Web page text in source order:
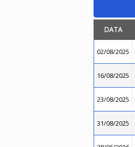
DATA
02/08/2025
16/08/2025
23/08/2025
31/08/2025